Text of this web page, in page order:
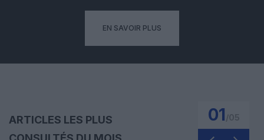
EN SAVOIR PLUS
ARTICLES LES PLUS
01